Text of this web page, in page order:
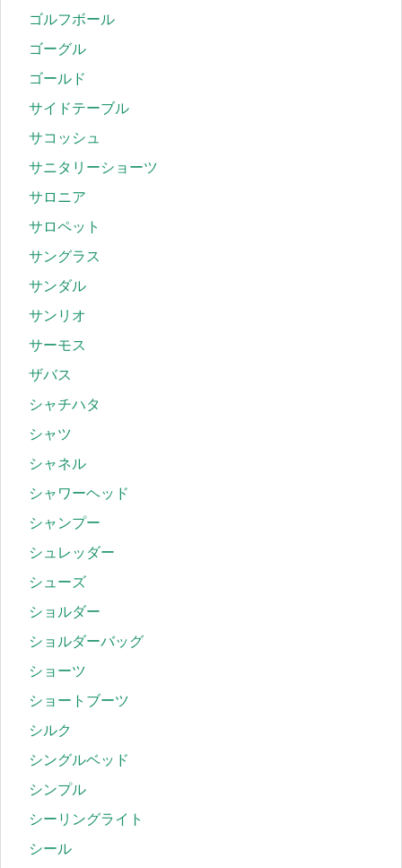
ゴルフボール
ゴーグル
ゴールド
サイドテーブル
サコッシュ
サニタリーショーツ
サロニア
サロペット
サングラス
サンダル
サンリオ
サーモス
ザバス
シャチハタ
シャツ
シャネル
シャワーヘッド
シャンプー
シュレッダー
シューズ
ショルダー
ショルダーバッグ
ショーツ
ショートブーツ
シルク
シングルベッド
シンプル
シーリングライト
シール